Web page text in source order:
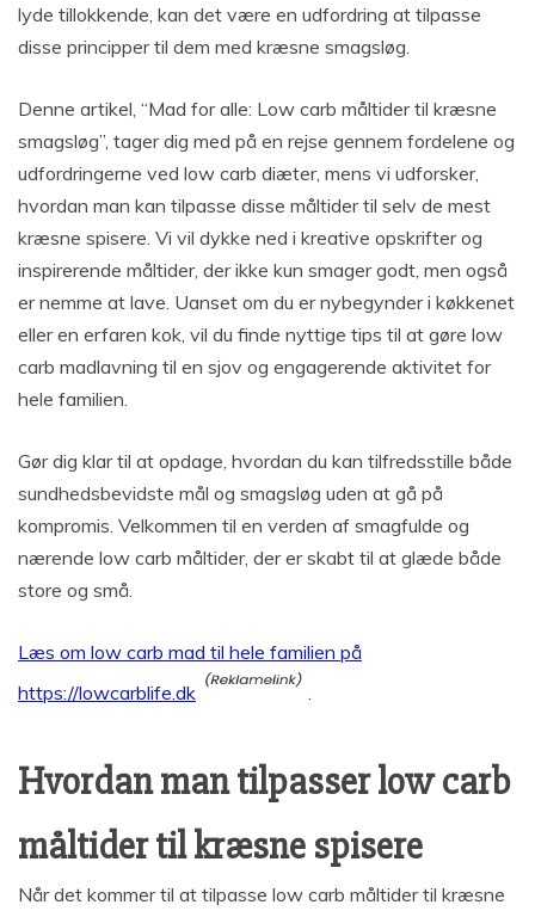
lyde tillokkende, kan det være en udfordring at tilpasse
disse principper til dem med kræsne smagsløg.
Denne artikel, “Mad for alle: Low carb måltider til kræsne
smagsløg”, tager dig med på en rejse gennem fordelene og
udfordringerne ved low carb diæter, mens vi udforsker,
hvordan man kan tilpasse disse måltider til selv de mest
kræsne spisere. Vi vil dykke ned i kreative opskrifter og
inspirerende måltider, der ikke kun smager godt, men også
er nemme at lave. Uanset om du er nybegynder i køkkenet
eller en erfaren kok, vil du finde nyttige tips til at gøre low
carb madlavning til en sjov og engagerende aktivitet for
hele familien.
Gør dig klar til at opdage, hvordan du kan tilfredsstille både
sundhedsbevidste mål og smagsløg uden at gå på
kompromis. Velkommen til en verden af smagfulde og
nærende low carb måltider, der er skabt til at glæde både
store og små.
Læs om low carb mad til hele familien på
https://lowcarblife.dk
Hvordan man tilpasser low carb
måltider til kræsne spisere
Når det kommer til at tilpasse low carb måltider til kræsne